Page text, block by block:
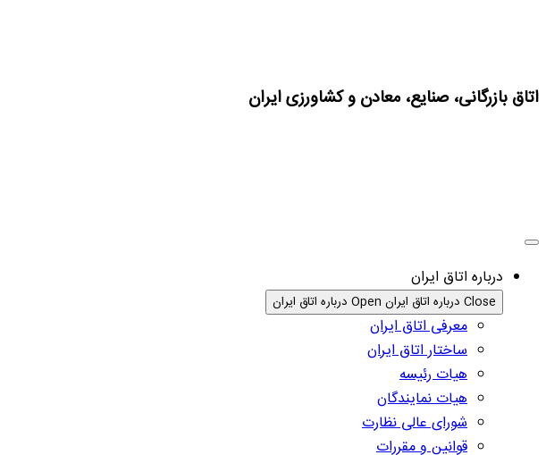
اتاق بازرگانی، صنایع، معادن و کشاورزی ایران
درباره اتاق ایران
Close درباره اتاق ایران Open درباره اتاق ایران
معرفی اتاق ایران
ساختار اتاق ایران
هیات رئیسه
هیات نمایندگان
شورای عالی نظارت
قوانین و مقررات